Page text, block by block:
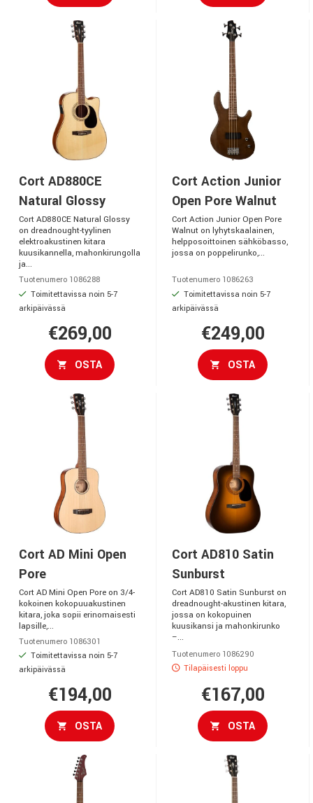
Cort AD880CE
Natural Glossy
Cort AD880CE Natural Glossy
on dreadnought-tyylinen
elektroakustinen kitara
kuusikannella, mahonkirungolla
ja...
Tuotenumero 1086288
Toimitettavissa noin 5-7
arkipäivässä
€269,00
OSTA
Cort Action Junior
Open Pore Walnut
Cort Action Junior Open Pore
Walnut on lyhytskaalainen,
helpposoittoinen sähköbasso,
jossa on poppelirunko,...
Tuotenumero 1086263
Toimitettavissa noin 5-7
arkipäivässä
€249,00
OSTA
Cort AD Mini Open
Pore
Cort AD Mini Open Pore on 3/4-
kokoinen kokopuuakustinen
kitara, joka sopii erinomaisesti
lapsille,...
Tuotenumero 1086301
Toimitettavissa noin 5-7
arkipäivässä
€194,00
OSTA
Cort AD810 Satin
Sunburst
Cort AD810 Satin Sunburst on
dreadnought-akustinen kitara,
jossa on kokopuinen
kuusikansi ja mahonkirunko
–...
Tuotenumero 1086290
Tilapäisesti loppu
€167,00
OSTA